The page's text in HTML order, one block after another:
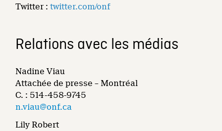
Twitter :twitter.com/onf
Relations avec les médias
Nadine Viau
Attachée de presse – Montréal
C. : 514-458-9745
n.viau@onf.ca
Lily Robert